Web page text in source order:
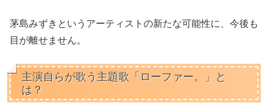
茅島みずきというアーティストの新たな可能性に、今後も
目が離せません。
主演自らが歌う主題歌「ローファー。」と
は？